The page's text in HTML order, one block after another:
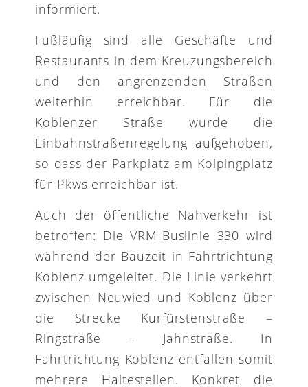
informiert.
Fußläufig sind alle Geschäfte und
Restaurants in dem Kreuzungsbereich
und den angrenzenden Straßen
weiterhin erreichbar. Für die
Koblenzer Straße wurde die
Einbahnstraßenregelung aufgehoben,
so dass der Parkplatz am Kolpingplatz
für Pkws erreichbar ist.
Auch der öffentliche Nahverkehr ist
betroffen: Die VRM-Buslinie 330 wird
während der Bauzeit in Fahrtrichtung
Koblenz umgeleitet. Die Linie verkehrt
zwischen Neuwied und Koblenz über
die Strecke Kurfürstenstraße –
Ringstraße – Jahnstraße. In
Fahrtrichtung Koblenz entfallen somit
mehrere Haltestellen. Konkret die